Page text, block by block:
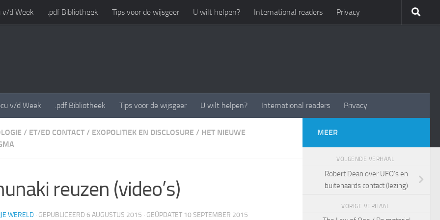
v/d Week .pdf Bibliotheek Tips voor de wijsgeer U wilt helpen? International readers Privacy
v/d Week .pdf Bibliotheek Tips voor de wijsgeer U wilt helpen? International readers Privacy
/ ET/ED CONTACT / EXOPOLITIEK EN DISCLOSURE / HET NIEUWE
reuzen (video’s)
WERELD · GEPUBLICEERD 6 AUGUSTUS 2015 · GEÜPDATET 10 SEPTEMBER 2015
MEER
VOLGENDE VERHAAL
Robert Dean over UFO’s en
buitenaards contact (lezing)
VORIGE VERHAAL